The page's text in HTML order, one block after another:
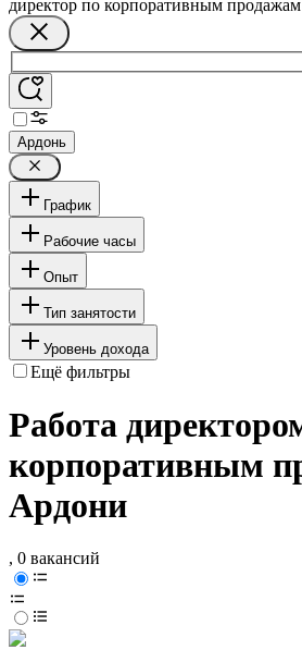
директор по корпоративным продажам
Ардонь
График
Рабочие часы
Опыт
Тип занятости
Уровень дохода
Ещё фильтры
Работа
корпоративным
Ардони
, 0 вакансий